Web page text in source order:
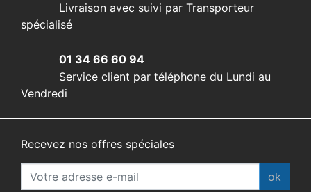
Livraison avec suivi par Transporteur
spécialisé
01 34 66 60 94
Service client par téléphone du Lundi au
Vendredi
Recevez nos offres spéciales
ok